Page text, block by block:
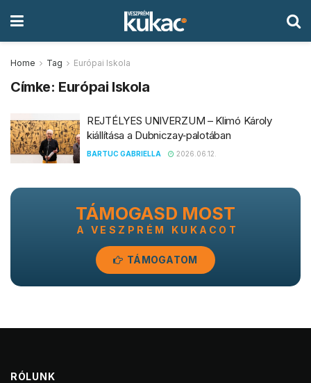
Home Tag Európai Iskola
Címke: Európai Iskola
REJTÉLYES UNIVERZUM – Klimó Károly
kiállítása a Dubniczay‑palotában
BARTUC GABRIELLA 2026.06.12.
TÁMOGASD MOST
A VESZPRÉM KUKACOT
TÁMOGATOM
RÓLUNK